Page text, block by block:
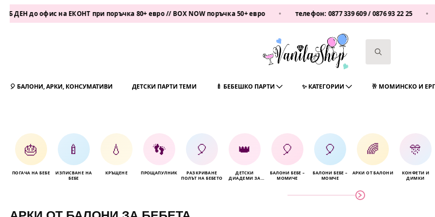
офис на ЕКОНТ при поръчка 80+ евро // BOX NOW поръчка 50+ евро • телефон:0877 339 609/0876 93 22 25 •
🎈 БАЛОНИ, АРКИ, КОНСУМАТИВИ ДЕТСКИ ПАРТИ ТЕМИ 🍼 БЕБЕШКО ПАРТИ ✨ КАТЕГОРИИ 🥂 МОМИНСКО И
🎂
ПОГАЧА НА БЕБЕ
🍼
ИЗПИСВАНЕ НА
БЕБЕ
💧
КРЪЩЕНЕ
👣
ПРОЩАПУЛНИК
🎈
РАЗКРИВАНЕ
ПОЛЪТ НА БЕБЕТО
👑
ДЕТСКИ
ДИАДЕМИ ЗА
🎈
БАЛОНИ БЕБЕ –
МОМИЧЕ
🎈
БАЛОНИ БЕБЕ –
МОМЧЕ
🌈
АРКИ ОТ БАЛОНИ
🎊
КОНФЕТИ И
ДИМКИ